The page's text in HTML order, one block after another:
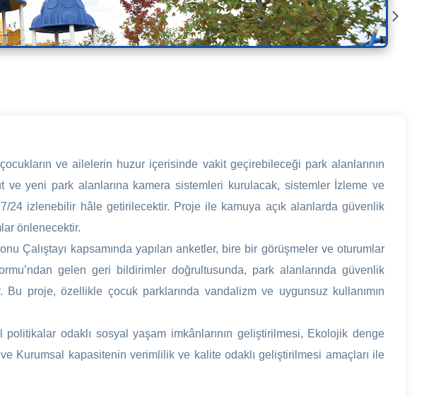
ve ailelerin huzur içerisinde vakit geçirebileceği park alanlarının
ve yeni park alanlarına kamera sistemleri kurulacak, sistemler İzleme ve
24 izlenebilir hâle getirilecektir. Proje ile kamuya açık alanlarda güvenlik
önlenecektir.
Çalıştayı kapsamında yapılan anketler, bire bir görüşmeler ve oturumlar
gelen geri bildirimler doğrultusunda, park alanlarında güvenlik
Bu proje, özellikle çocuk parklarında vandalizm ve uygunsuz kullanımın
odaklı sosyal yaşam imkânlarının geliştirilmesi, Ekolojik denge
Kurumsal kapasitenin verimlilik ve kalite odaklı geliştirilmesi amaçları ile